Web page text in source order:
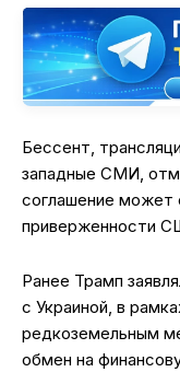
Бессент,
западные СМИ,
соглашение может
приверженности
Ранее Трамп
с Украиной, в
редкоземельным
обмен на